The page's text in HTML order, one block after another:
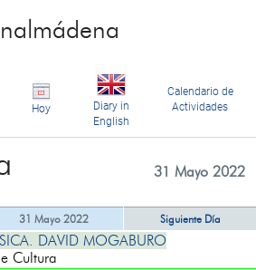
Hoy
Diary in
English
Calendario de
Actividades
31 Mayo 2022
31 Mayo 2022 Siguiente Día
DAVID MOGABURO
Cultura